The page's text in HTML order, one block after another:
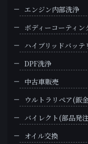
エンジン内部洗浄
ボディーコーティン
ハイブリッドバッテ
DPF洗浄
中古車販売
ウルトラリペア(鈑
バイレクト(部品発
オイル交換